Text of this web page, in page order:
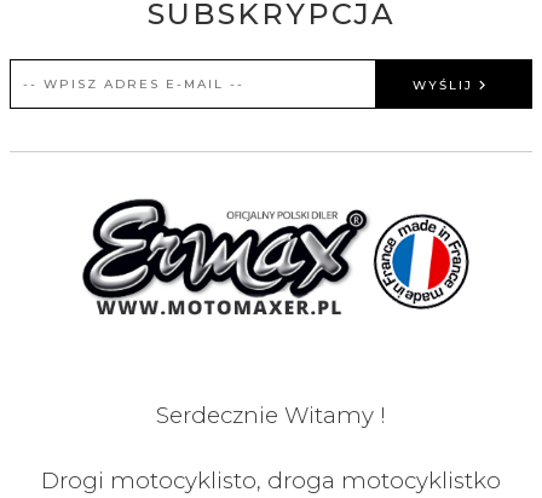
SUBSKRYPCJA
WYŚLIJ
Serdecznie Witamy !
Drogi motocyklisto, droga motocyklistko